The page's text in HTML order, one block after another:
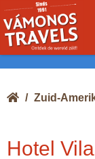
/ Zuid-
Hotel